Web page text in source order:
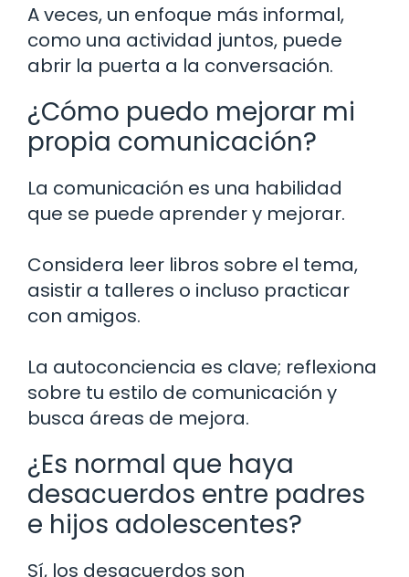
A veces, un enfoque más informal,
como una actividad juntos, puede
abrir la puerta a la conversación.
¿Cómo puedo mejorar mi
propia comunicación?
La comunicación es una habilidad
que se puede aprender y mejorar.
Considera leer libros sobre el tema,
asistir a talleres o incluso practicar
con amigos.
La autoconciencia es clave; reflexiona
sobre tu estilo de comunicación y
busca áreas de mejora.
¿Es normal que haya
desacuerdos entre padres
e hijos adolescentes?
Sí, los desacuerdos son